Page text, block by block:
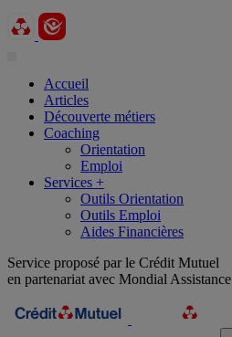
Accueil
Articles
Découverte métiers
Coaching
Orientation
Emploi
Services +
Outils Orientation
Outils Emploi
Aides Financières
Service proposé par le Crédit Mutuel
en partenariat avec Mondial Assistance